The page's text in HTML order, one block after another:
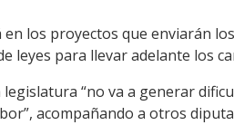
los proyectos que enviarán
leyes para llevar adelante los
“no va a generar
acompañando a otros